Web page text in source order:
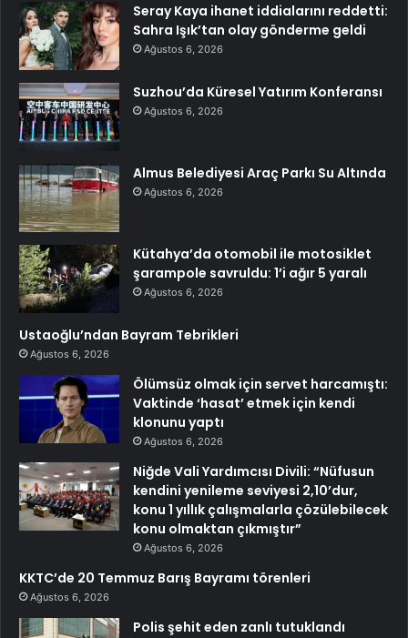
Seray Kaya ihanet iddialarını reddetti:
Sahra Işık’tan olay gönderme geldi
Ağustos 6, 2026
Suzhou’da Küresel Yatırım Konferansı
Ağustos 6, 2026
Almus Belediyesi Araç Parkı Su Altında
Ağustos 6, 2026
Kütahya’da otomobil ile motosiklet
şarampole savruldu: 1’i ağır 5 yaralı
Ağustos 6, 2026
Ustaoğlu’ndan Bayram Tebrikleri
Ağustos 6, 2026
Ölümsüz olmak için servet harcamıştı:
Vaktinde ‘hasat’ etmek için kendi
klonunu yaptı
Ağustos 6, 2026
Niğde Vali Yardımcısı Divili: “Nüfusun
kendini yenileme seviyesi 2,10’dur,
konu 1 yıllık çalışmalarla çözülebilecek
konu olmaktan çıkmıştır”
Ağustos 6, 2026
KKTC’de 20 Temmuz Barış Bayramı törenleri
Ağustos 6, 2026
Polis şehit eden zanlı tutuklandı